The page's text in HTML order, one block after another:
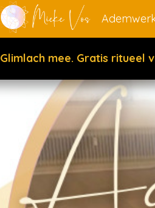
Glimlach mee. Gratis ritueel